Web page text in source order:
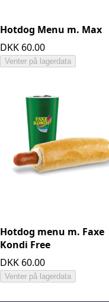
Hotdog Menu m. Max
DKK 60.00
Venter på lagerdata
Hotdog menu m. Faxe
Kondi Free
DKK 60.00
Venter på lagerdata